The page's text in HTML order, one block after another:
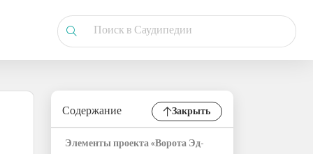
Содержание Закрыть
Элементы проекта «Ворота Эд-